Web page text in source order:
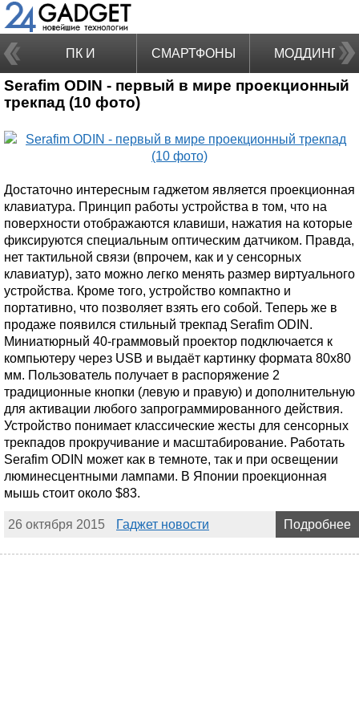
ПК И
НОУТБУКИ
СМАРТФОНЫ МОДДИНГ
Serafim ODIN - первый в мире проекционный
трекпад (10 фото)
Достаточно интересным гаджетом является проекционная
клавиатура. Принцип работы устройства в том, что на
поверхности отображаются клавиши, нажатия на которые
фиксируются специальным оптическим датчиком. Правда,
нет тактильной связи (впрочем, как и у сенсорных
клавиатур), зато можно легко менять размер виртуального
устройства. Кроме того, устройство компактно и
портативно, что позволяет взять его собой. Теперь же в
продаже появился стильный трекпад Serafim ODIN.
Миниатюрный 40-граммовый проектор подключается к
компьютеру через USB и выдаёт картинку формата 80х80
мм. Пользователь получает в распоряжение 2
традиционные кнопки (левую и правую) и дополнительную
для активации любого запрограммированного действия.
Устройство понимает классические жесты для сенсорных
трекпадов прокручивание и масштабирование. Работать
Serafim ODIN может как в темноте, так и при освещении
люминесцентными лампами. В Японии проекционная
мышь стоит около $83.
26 октября 2015 Гаджет новости Подробнее